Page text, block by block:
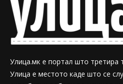
Улица.мк е портал што третира
Улица е местото каде што се